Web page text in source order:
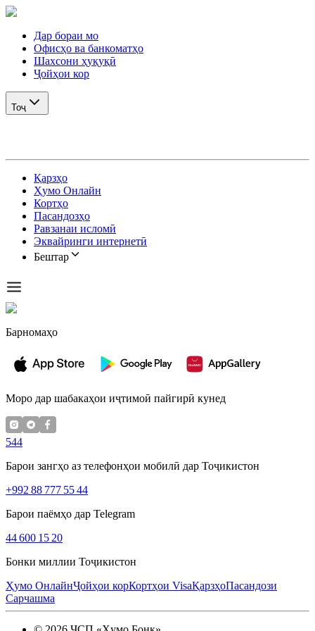
Дар бораи мо
Офисҳо ва банкоматҳо
Шахсони ҳуқуқӣ
Ҷойҳои кор
Тоҷ
Қарзҳо
Ҳумо Онлайн
Кортҳо
Пасандозҳо
Равзанаи исломӣ
Эквайринги интернетӣ
Бештар
Барномаҳо
Моро дар шабакаҳои иҷтимоӣ пайгирӣ кунед
544
Барои зангҳо аз телефонҳои мобилӣ дар Тоҷикистон
+992 88 777 55 44
Барои паёмҳо дар Telegram
44 600 15 20
Бонки миллии Тоҷикистон
Ҳумо ОнлайнҶойҳои корКортҳои VisaҚарзҳоПасандози
Сарчашма